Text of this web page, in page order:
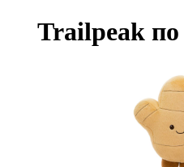
Trailpeak по